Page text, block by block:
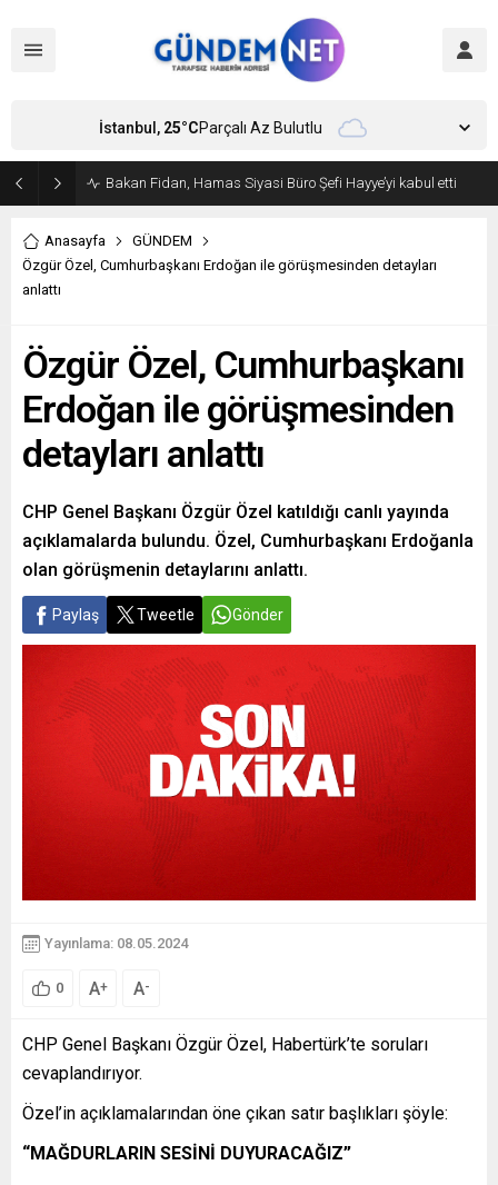
Bakan Fidan, Hamas Siyasi Büro Şefi Hayye’yi kabul etti
İstanbul, 25°CParçalı Az Bulutlu
Anasayfa
GÜNDEM
Özgür Özel, Cumhurbaşkanı Erdoğan ile görüşmesinden detayları
anlattı
Özgür Özel, Cumhurbaşkanı
Erdoğan ile görüşmesinden
detayları anlattı
CHP Genel Başkanı Özgür Özel katıldığı canlı yayında
açıklamalarda bulundu. Özel, Cumhurbaşkanı Erdoğanla
olan görüşmenin detaylarını anlattı.
Paylaş Tweetle Gönder
Yayınlama: 08.05.2024
0 A+ A-
CHP Genel Başkanı Özgür Özel, Habertürk’te soruları
cevaplandırıyor.
Özel’in açıklamalarından öne çıkan satır başlıkları şöyle:
“MAĞDURLARIN SESİNİ DUYURACAĞIZ”